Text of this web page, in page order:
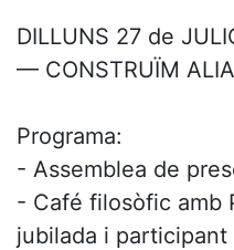
DILLUNS 27 de
— CONSTRUÏM
Programa:
- Assemblea de
- ⁠Café filosòfic amb
jubilada i